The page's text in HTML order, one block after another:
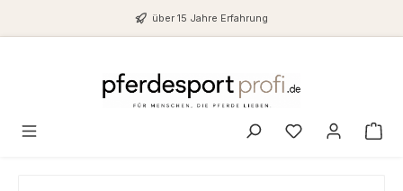
Zum Hauptinhalt springenüber 15 Jahre Erfahrung
Du hast 0